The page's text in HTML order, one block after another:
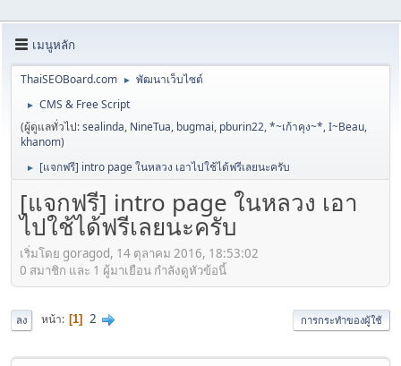
เมนูหลัก
ThaiSEOBoard.com ► พัฒนาเว็บไซต์
►
CMS & Free Script
(ผู้ดูแลทั่วไป:sealinda, NineTua, bugmai, pburin22,*~เก้าคุง~*,I~Beau,
khanom)
► [แจกฟรี] intro page ในหลวง เอาไปใช้ได้ฟรีเลยนะครับ
[แจกฟรี] intro page ในหลวง เอา
ไปใช้ได้ฟรีเลยนะครับ
เริ่มโดย goragod, 14 ตุลาคม 2016, 18:53:02
0 สมาชิก และ 1 ผู้มาเยือน กำลังดูหัวข้อนี้
ลง หน้า 1 2 การกระทำของผู้ใช้